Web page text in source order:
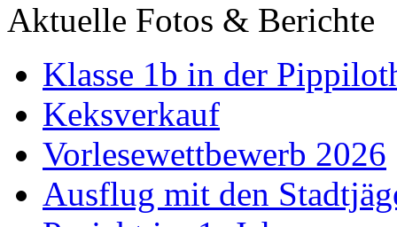
Aktuelle Fotos & Berichte
Klasse 1b in der
Keksverkauf
Vorlesewettbewerb 2026
Ausflug mit den